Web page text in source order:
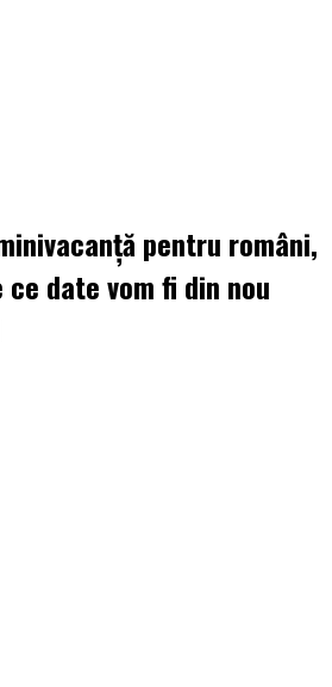
pentru români,
date vom fi din nou